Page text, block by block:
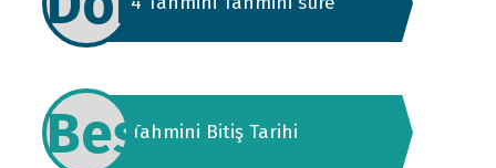
BeşTahmini Bitiş Tarihi